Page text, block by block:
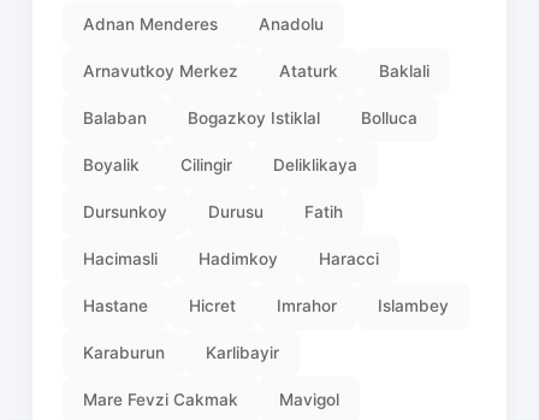
Adnan Menderes Anadolu
Arnavutkoy Merkez Ataturk Baklali
Balaban Bogazkoy Istiklal Bolluca
Boyalik Cilingir Deliklikaya
Dursunkoy Durusu Fatih
Hacimasli Hadimkoy Haracci
Hastane Hicret Imrahor Islambey
Karaburun Karlibayir
Mare Fevzi Cakmak Mavigol